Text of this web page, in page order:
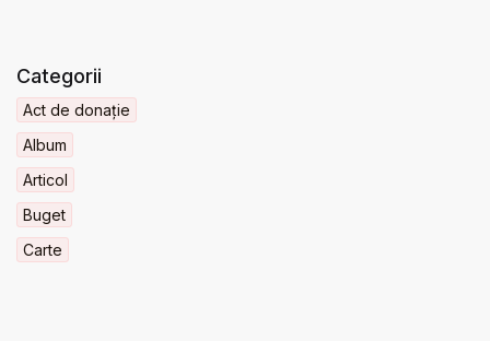
Categorii
Act de donație
Album
Articol
Buget
Carte